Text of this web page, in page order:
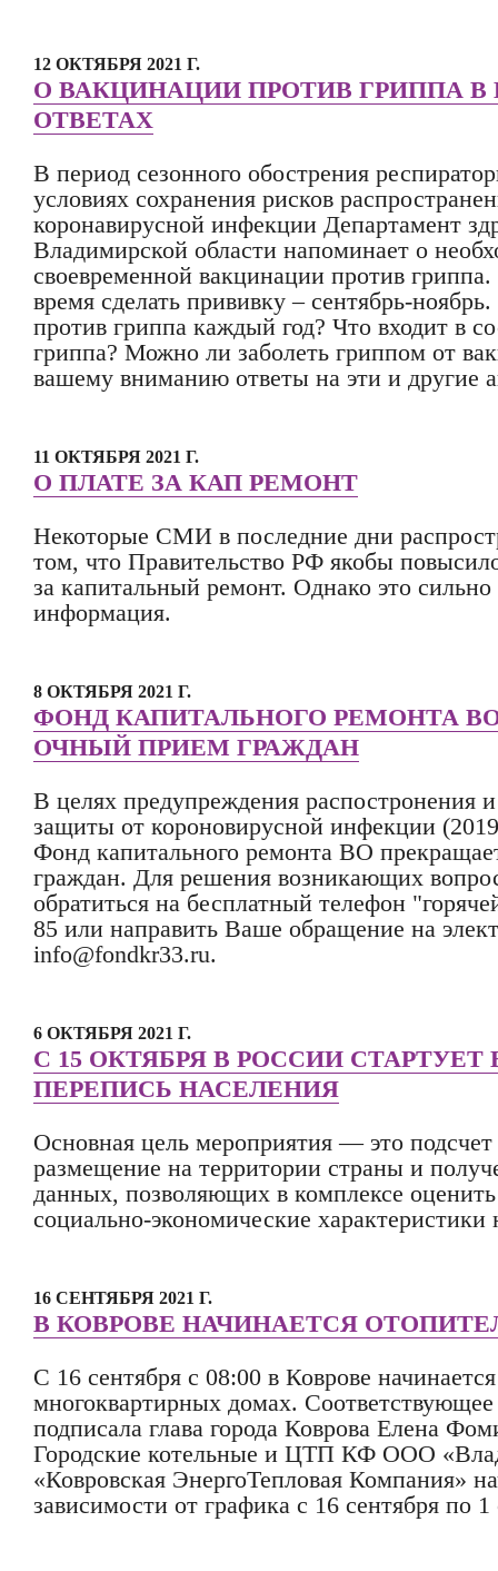
12 ОКТЯБРЯ 2021 Г.
О ВАКЦИНАЦИИ ПРОТИВ ГРИППА В
ОТВЕТАХ
В период сезонного обострения
условиях сохранения рисков
коронавирусной инфекции Департамент
Владимирской области напоминает о
своевременной вакцинации против
время сделать прививку – сентябрь-
против гриппа каждый год? Что входит в
гриппа? Можно ли заболеть гриппом от
вашему вниманию ответы на эти и другие
11 ОКТЯБРЯ 2021 Г.
О ПЛАТЕ ЗА КАП РЕМОНТ
Некоторые СМИ в последние дни
том, что Правительство РФ якобы
за капитальный ремонт. Однако это
информация.
8 ОКТЯБРЯ 2021 Г.
ФОНД КАПИТАЛЬНОГО РЕМОНТА
ОЧНЫЙ ПРИЕМ ГРАЖДАН
В целях предупреждения распостронения
защиты от короновирусной инфекции
Фонд капитального ремонта ВО
граждан. Для решения возникающих
обратиться на бесплатный телефон
85 или направить Ваше обращение на
info@fondkr33.ru.
6 ОКТЯБРЯ 2021 Г.
С 15 ОКТЯБРЯ В РОССИИ
ПЕРЕПИСЬ НАСЕЛЕНИЯ
Основная цель мероприятия — это подсчет
размещение на территории страны и
данных, позволяющих в комплексе
социально-экономические характеристики
16 СЕНТЯБРЯ 2021 Г.
В КОВРОВЕ НАЧИНАЕТСЯ
С 16 сентября с 08:00 в Коврове
многоквартирных домах.
подписала глава города Коврова Елена
Городские котельные и ЦТП КФ ООО
«Ковровская ЭнергоТепловая Компания»
зависимости от графика с 16 сентября по 1